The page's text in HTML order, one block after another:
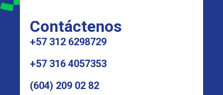
Contáctenos
+57 312 6298729
+57 316 4057353
(604) 209 02 82